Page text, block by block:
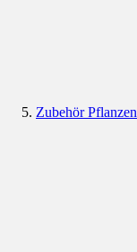
Zubehör Pflanzen